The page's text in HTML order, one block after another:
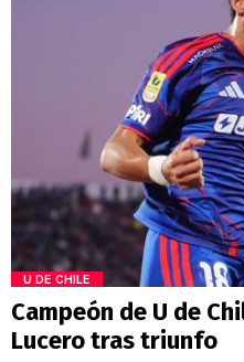
U DE CHILE
Campeón de U de
Lucero tras triunfo